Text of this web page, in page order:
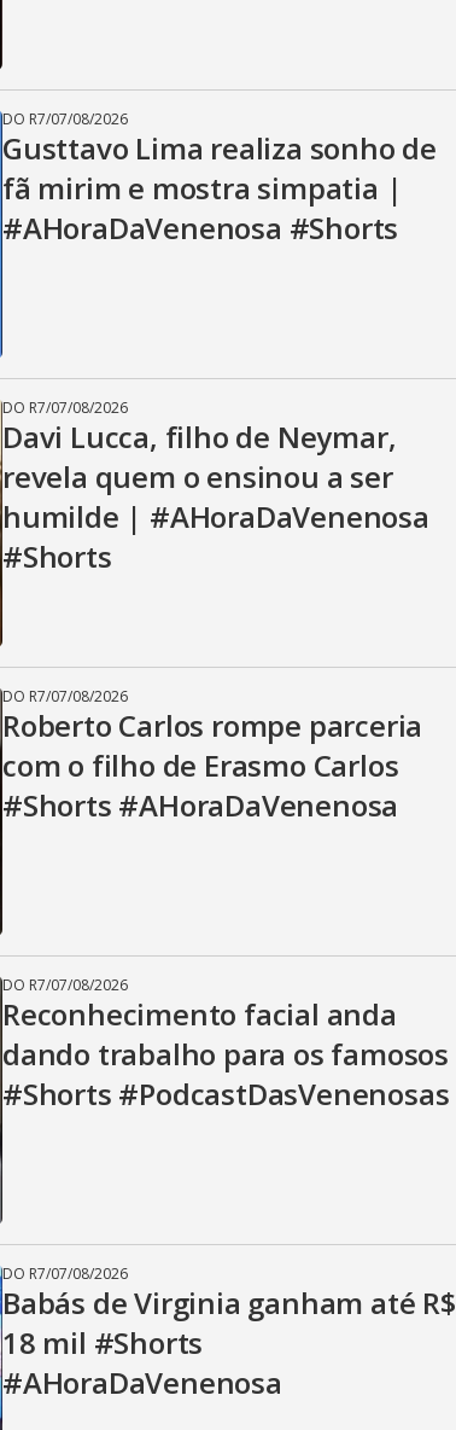
DO R7/07/08/2026
Gusttavo Lima realiza sonho de
fã mirim e mostra simpatia |
#AHoraDaVenenosa #Shorts
DO R7/07/08/2026
Davi Lucca, filho de Neymar,
revela quem o ensinou a ser
humilde | #AHoraDaVenenosa
#Shorts
DO R7/07/08/2026
Roberto Carlos rompe parceria
com o filho de Erasmo Carlos
#Shorts #AHoraDaVenenosa
DO R7/07/08/2026
Reconhecimento facial anda
dando trabalho para os famosos
#Shorts #PodcastDasVenenosas
DO R7/07/08/2026
Babás de Virginia ganham até R$
18 mil #Shorts
#AHoraDaVenenosa